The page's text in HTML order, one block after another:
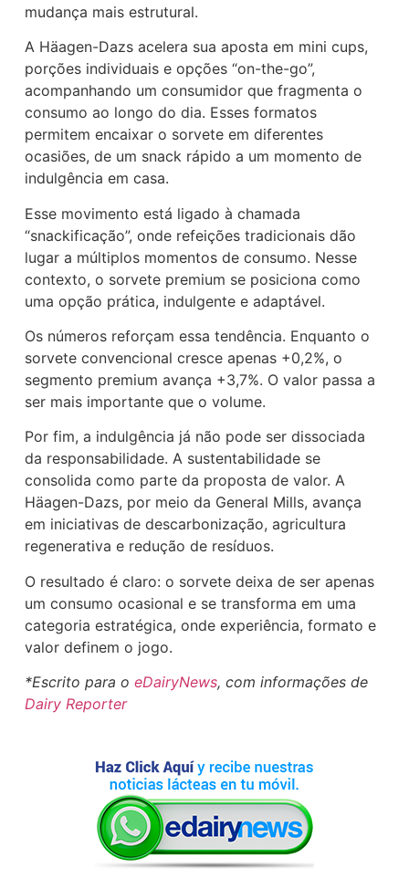
mudança mais estrutural.
A Häagen-Dazs acelera sua aposta em mini cups,
porções individuais e opções “on-the-go”,
acompanhando um consumidor que fragmenta o
consumo ao longo do dia. Esses formatos
permitem encaixar o sorvete em diferentes
ocasiões, de um snack rápido a um momento de
indulgência em casa.
Esse movimento está ligado à chamada
“snackificação”, onde refeições tradicionais dão
lugar a múltiplos momentos de consumo. Nesse
contexto, o sorvete premium se posiciona como
uma opção prática, indulgente e adaptável.
Os números reforçam essa tendência. Enquanto o
sorvete convencional cresce apenas +0,2%, o
segmento premium avança +3,7%. O valor passa a
ser mais importante que o volume.
Por fim, a indulgência já não pode ser dissociada
da responsabilidade. A sustentabilidade se
consolida como parte da proposta de valor. A
Häagen-Dazs, por meio da General Mills, avança
em iniciativas de descarbonização, agricultura
regenerativa e redução de resíduos.
O resultado é claro: o sorvete deixa de ser apenas
um consumo ocasional e se transforma em uma
categoria estratégica, onde experiência, formato e
valor definem o jogo.
*Escrito para oeDairyNews, com informações de
Dairy Reporter